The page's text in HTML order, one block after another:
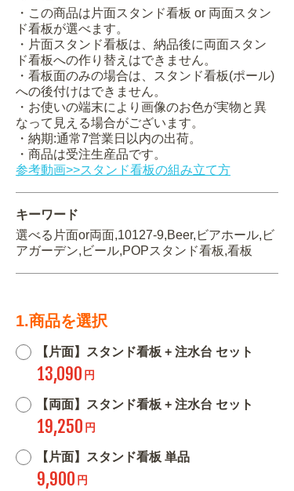
・この商品は片面スタンド看板 or 両面スタン
ド看板が選べます。
・片面スタンド看板は、納品後に両面スタン
ド看板への作り替えはできません。
・看板面のみの場合は、スタンド看板(ポール)
への後付けはできません。
・お使いの端末により画像のお色が実物と異
なって見える場合がございます。
・納期:通常7営業日以内の出荷。
・商品は受注生産品です。
参考動画>>スタンド看板の組み立て方
キーワード
選べる片面or両面,10127-9,Beer,ビアホール,ビ
アガーデン,ビール,POPスタンド看板,看板
1.商品を選択
【片面】スタンド看板 + 注水台 セット
13,090 円
【両面】スタンド看板 + 注水台 セット
19,250 円
【片面】スタンド看板 単品
9,900 円